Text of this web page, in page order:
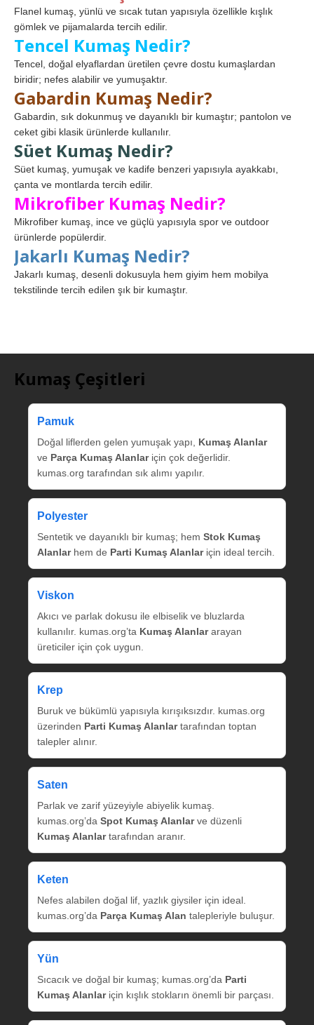
Flanel kumaş, yünlü ve sıcak tutan yapısıyla özellikle kışlık
gömlek ve pijamalarda tercih edilir.
Tencel Kumaş Nedir?
Tencel, doğal elyaflardan üretilen çevre dostu kumaşlardan
biridir; nefes alabilir ve yumuşaktır.
Gabardin Kumaş Nedir?
Gabardin, sık dokunmuş ve dayanıklı bir kumaştır; pantolon ve
ceket gibi klasik ürünlerde kullanılır.
Süet Kumaş Nedir?
Süet kumaş, yumuşak ve kadife benzeri yapısıyla ayakkabı,
çanta ve montlarda tercih edilir.
Mikrofiber Kumaş Nedir?
Mikrofiber kumaş, ince ve güçlü yapısıyla spor ve outdoor
ürünlerde popülerdir.
Jakarlı Kumaş Nedir?
Jakarlı kumaş, desenli dokusuyla hem giyim hem mobilya
tekstilinde tercih edilen şık bir kumaştır.
Kumaş Çeşitleri
Pamuk
Doğal liflerden gelen yumuşak yapı, Kumaş Alanlar
ve Parça Kumaş Alanlariçin çok değerlidir.
kumas.org tarafından sık alımı yapılır.
Polyester
Sentetik ve dayanıklı bir kumaş; hem Stok Kumaş
Alanlarhem de Parti Kumaş Alanlariçin ideal tercih.
Viskon
Akıcı ve parlak dokusu ile elbiselik ve bluzlarda
kullanılır. kumas.org’ta Kumaş Alanlararayan
üreticiler için çok uygun.
Krep
Buruk ve bükümlü yapısıyla kırışıksızdır. kumas.org
üzerinden Parti Kumaş Alanlartarafından toptan
talepler alınır.
Saten
Parlak ve zarif yüzeyiyle abiyelik kumaş.
kumas.org’da Spot Kumaş Alanlarve düzenli
Kumaş Alanlartarafından aranır.
Keten
Nefes alabilen doğal lif, yazlık giysiler için ideal.
kumas.org’da Parça Kumaş Alan talepleriyle buluşur.
Yün
Sıcacık ve doğal bir kumaş; kumas.org’da Parti
Kumaş Alanlariçin kışlık stokların önemli bir parçası.